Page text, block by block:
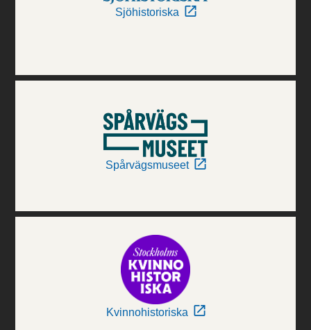
Sjöhistoriska
Spårvägsmuseet
Kvinnohistoriska